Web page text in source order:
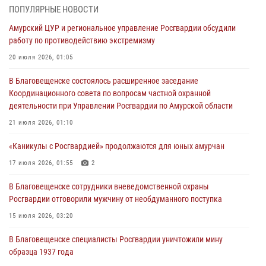
Росгвардии Амурской области в период с 20 по 26 июля 2026 года
27 июля 2026, 06:28
охраны
23 июля 2026, 07:49
Амурчане смогут узнать об условиях поступления на службу в
23 июля 2026, 00:00
Координационного совета по вопросам частной охранной
деятельности при Управлении Росгвардии по Амурской области
21 июля 2026, 01:10
ПОПУЛЯРНЫЕ НОВОСТИ
Амурский ЦУР и региональное управление Росгвардии обсудили
работу по противодействию экстремизму
20 июля 2026, 01:05
В Благовещенске состоялось расширенное заседание
Координационного совета по вопросам частной охранной
деятельности при Управлении Росгвардии по Амурской области
21 июля 2026, 01:10
«Каникулы с Росгвардией» продолжаются для юных амурчан
17 июля 2026, 01:55 2
В Благовещенске сотрудники вневедомственной охраны
Росгвардии отговорили мужчину от необдуманного поступка
15 июля 2026, 03:20
В Благовещенске специалисты Росгвардии уничтожили мину
образца 1937 года